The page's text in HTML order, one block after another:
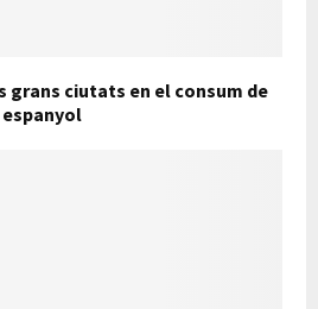
grans ciutats en el consum de